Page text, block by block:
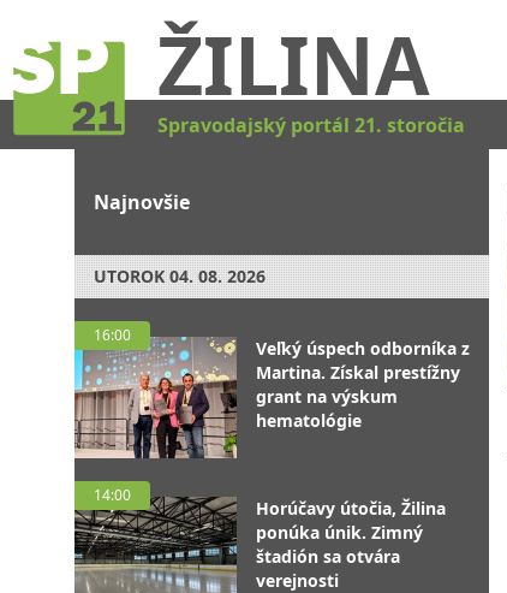
ŽILINA
Spravodajský portál 21. storočia
Najnovšie
UTOROK 04. 08. 2026
16:00
Veľký úspech odborníka z
Martina. Získal prestížny
grant na výskum
hematológie
14:00
Horúčavy útočia, Žilina
ponúka únik. Zimný
štadión sa otvára
verejnosti